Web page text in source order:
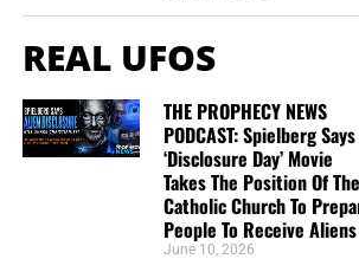
REAL UFOS
THE PROPHECY NEWS
PODCAST: Spielberg Says
‘Disclosure Day’ Movie
Takes The Position Of The
Catholic Church To
People To Receive Aliens
June 10, 2026